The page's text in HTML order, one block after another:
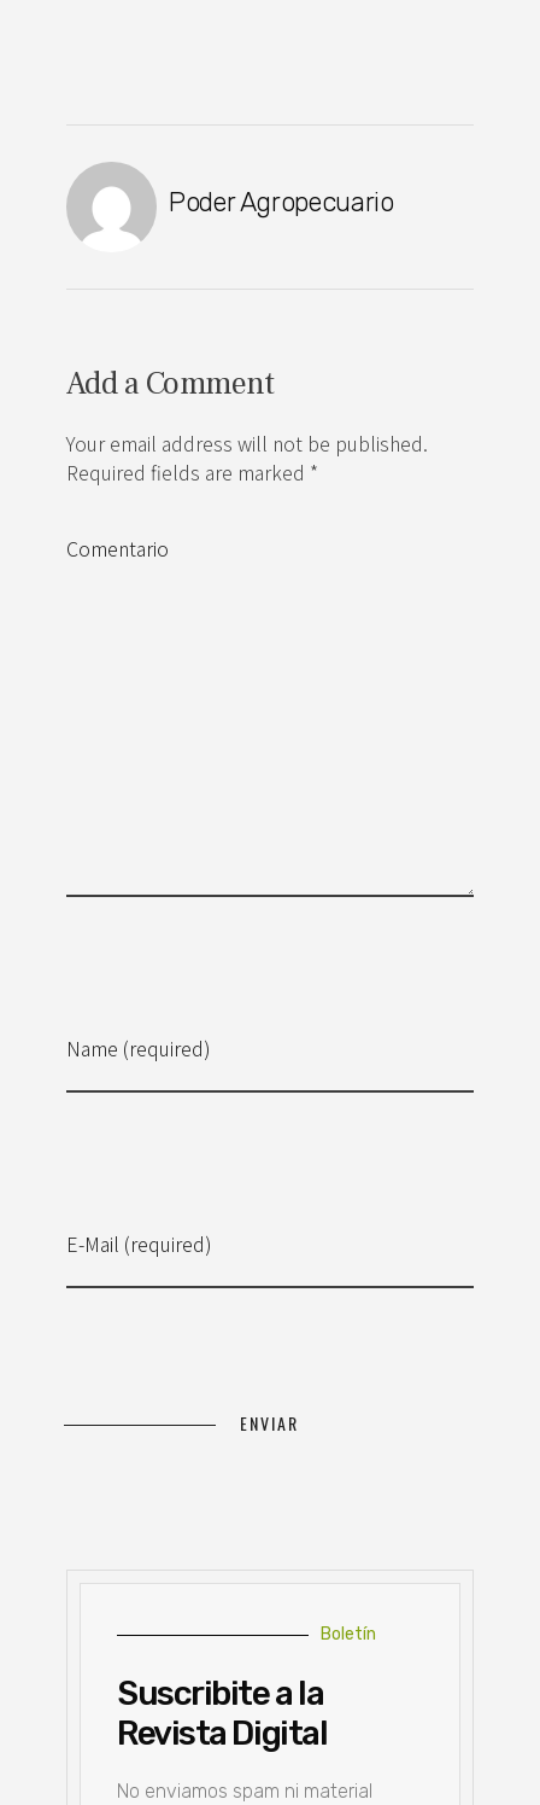
Poder Agropecuario
Add a Comment
Your email address will not be published.
Required fields are marked *
Name (required)
E-Mail (required)
Comentario
Boletín
Suscribite a la
Revista Digital
No enviamos spam ni material